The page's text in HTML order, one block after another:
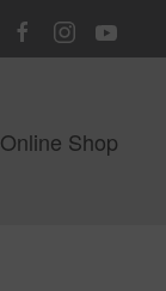
Online Shop